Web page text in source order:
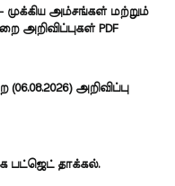
முக்கிய அம்சங்கள் மற்றும்
அறிவிப்புகள் PDF
அறிவிப்பு
பட்ஜெட் தாக்கல்.